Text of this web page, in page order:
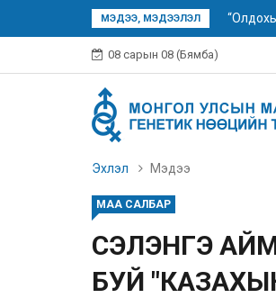
МЭДЭЭ, МЭДЭЭЛЭЛ
08 сарын 08 (Бямба)
Эхлэл Мэдээ
МАА САЛБАР
СЭЛЭНГЭ
БУЙ